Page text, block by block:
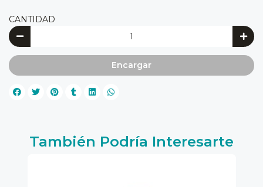
CANTIDAD
Encargar
También Podría Interesarte